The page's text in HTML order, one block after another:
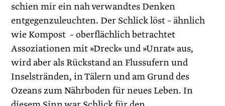
schien mir ein nah verwandtes Denken
entgegenzuleuchten. Der Schlick löst – ähnlich
wie Kompost – oberflächlich betrachtet
Assoziationen mit »Dreck« und »Unrat« aus,
wird aber als Rückstand an Flussufern und
Inselstränden, in Tälern und am Grund des
Ozeans zum Nährboden für neues Leben. In